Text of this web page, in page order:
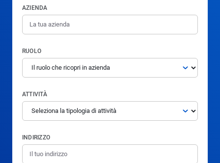
AZIENDA
RUOLO
ATTIVITÀ
INDIRIZZO